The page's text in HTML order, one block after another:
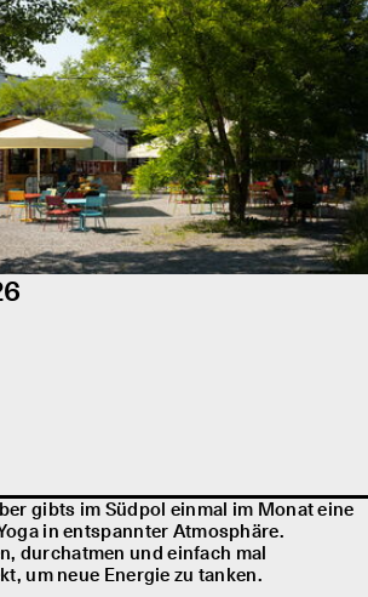
gibts im Südpol einmal im Monat eine
in entspannter Atmosphäre.
durchatmen und einfach mal
um neue Energie zu tanken.